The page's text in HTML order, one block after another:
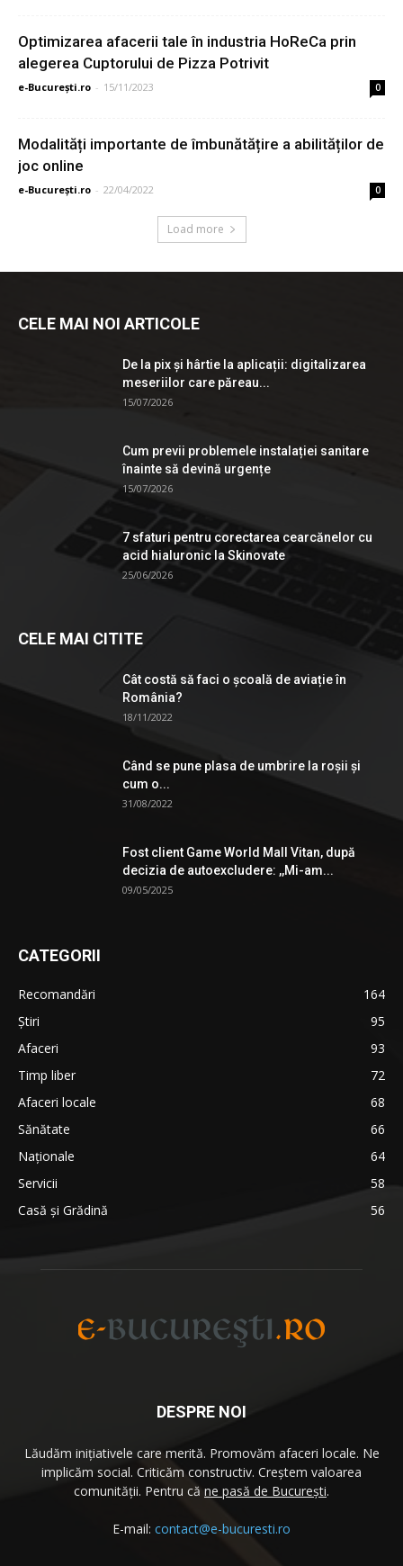
Optimizarea afacerii tale în industria HoReCa prin
alegerea Cuptorului de Pizza Potrivit
e-București.ro - 15/11/2023 0
Modalități importante de îmbunătățire a abilităților de
joc online
e-București.ro - 22/04/2022 0
Load more
CELE MAI NOI ARTICOLE
De la pix şi hârtie la aplicații: digitalizarea
meseriilor care păreau...
15/07/2026
Cum previi problemele instalației sanitare
înainte să devină urgențe
15/07/2026
7 sfaturi pentru corectarea cearcănelor cu
acid hialuronic la Skinovate
25/06/2026
CELE MAI CITITE
Cât costă să faci o școală de aviație în
România?
18/11/2022
Când se pune plasa de umbrire la roşii şi
cum o...
31/08/2022
Fost client Game World Mall Vitan, după
decizia de autoexcludere: ,,Mi-am...
09/05/2025
CATEGORII
Recomandări
164
Știri
95
Afaceri
93
Timp liber
72
Afaceri locale
68
Sănătate
66
Naționale
64
Servicii
58
Casă și Grădină
56
DESPRE NOI
Lăudăm iniţiativele care merită. Promovăm afaceri locale. Ne
implicăm social. Criticăm constructiv. Creştem valoarea
comunităţii. Pentru că ne pasă de București.
E-mail: contact@e-bucuresti.ro